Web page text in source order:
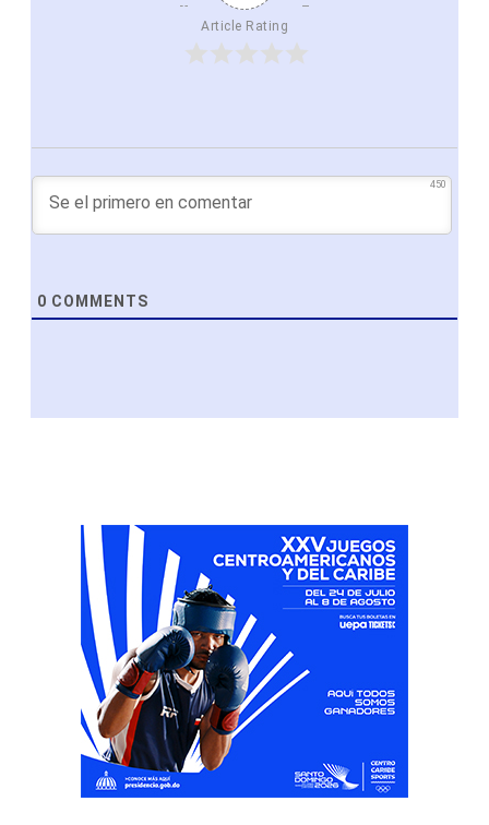
Article Rating
450
0 COMMENTS